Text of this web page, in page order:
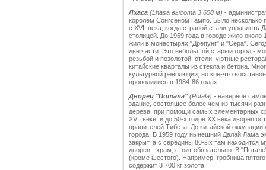
Лхаса (Lhasa высота 3 658 м) -
королем Сонгсеном Гампо. Было несколько
с XVII века, когда страной стали
столицей. До 1959 года в городе жило
жили в монастырях "Дрепунг" и "Сера".
две части. Это небольшой старый город -
резьбой и позолотой, отели, уютные
китайские кварталы из стекла и бетона.
культурной революции, но кое-что
проводились в 1984-86 годах.
Дворец "Потала" (Potala) - наверное
здание, состоящее более чем из тысячи
дерева, при помощи самых элементарных
XVII веке, и до 50-х годов XX века дворец
правителей Тибета. До китайской
города. В 1959 году нынешний Далай Лама
закрыт, а с середины 80-ых там находится
дворец - храм, стоит обязательно. В
(кроме шестого). Например, гробница
содержит 3 700 кг золота.